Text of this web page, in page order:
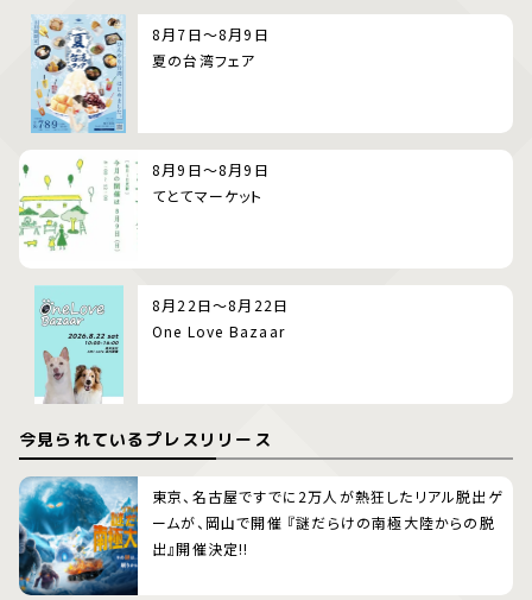
8月7日～8月9日
夏の台湾フェア
8月9日～8月9日
てとてマーケット
8月22日～8月22日
One Love Bazaar
今見られているプレスリリース
東京、名古屋ですでに2万人が熱狂したリアル脱出ゲ
ームが、岡山で開催 『謎だらけの南極大陸からの脱
出』開催決定!!